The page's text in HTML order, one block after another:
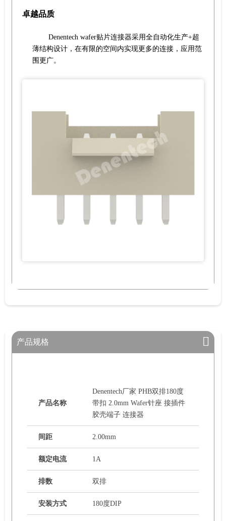
卓越品质
Denentech wafer贴片连接器采用全自动化生产+超
薄结构设计，在有限的空间内实现更多的连接，应用范
围更广。
产品规格
产品名称
Denentech厂家 PHB双排180度
带扣 2.0mm Wafer针座 接插件
胶壳端子 连接器
间距 2.00mm
额定电流 1A
排数 双排
安装方式 180度DIP